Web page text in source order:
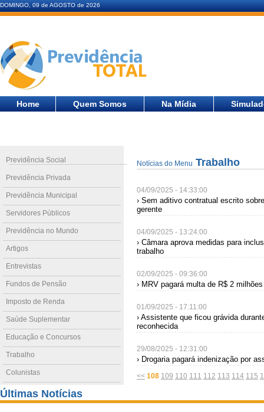
DOMINGO, 09 de AGOSTO de 2026
Home Quem Somos Na Mídia
Previdência Social
Previdência Privada
Previdência Municipal
Servidores Públicos
Previdência no Mundo
Artigos
Entrevistas
Fundos de Pensão
Imposto de Renda
Saúde Suplementar
Educação e Concursos
Trabalho
Colunistas
Notícias do Menu Trabalho
04/09/2025 - 14:33:00
› Sem aditivo contratual escrito
gerente
04/09/2025 - 13:24:00
› Câmara aprova medidas para
trabalho
02/09/2025 - 09:36:00
› MRV pagará multa de R$ 2
01/09/2025 - 17:11:00
› Assistente que ficou grávida
reconhecida
29/08/2025 - 12:31:00
› Drogaria pagará indenização por
<< 108 109 110 111 112 113 114 115
Últimas Notícias